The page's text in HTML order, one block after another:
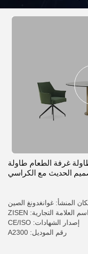
غرفة الطعام طاولة
الحديث مع الكراسي
المنشأ: غوانغدونغ الصين
اسم العلامة التجارية: ZISEN
إصدار الشهادات: CE/ISO
رقم الموديل: A2300